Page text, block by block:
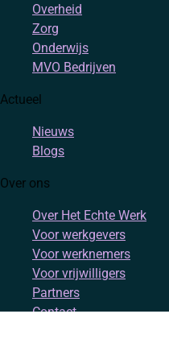
Overheid
Zorg
Onderwijs
MVO Bedrijven
Actueel
Nieuws
Blogs
Over ons
Over Het Echte Werk
Voor werkgevers
Voor werknemers
Voor vrijwilligers
Partners
Contact